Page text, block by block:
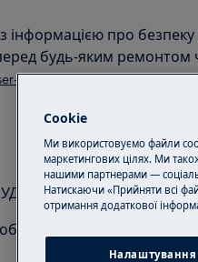
інформацією про безпеку
будь-яким ремонтом
manuals/
вимкніть
Cookie
Ми використовуємо файли
маркетингових цілях. Ми
нашими партнерами —
Натискаючи «Прийняти всі
отримання додаткової